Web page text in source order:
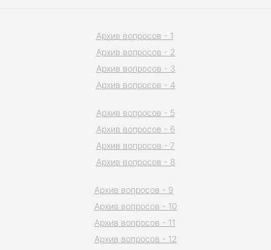
Архив вопросов - 1
Архив вопросов - 2
Архив вопросов - 3
Архив вопросов - 4
Архив вопросов - 5
Архив вопросов - 6
Архив вопросов - 7
Архив вопросов - 8
Архив вопросов - 9
Архив вопросов - 10
Архив вопросов - 11
Архив вопросов - 12